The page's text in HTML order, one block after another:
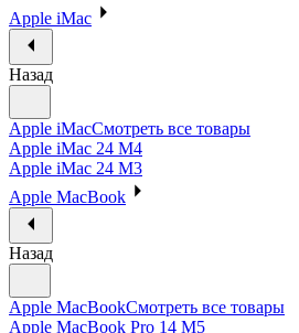
Apple iMac
Назад
Apple iMacСмотреть все товары
Apple iMac 24 M4
Apple iMac 24 M3
Apple MacBook
Назад
Apple MacBookСмотреть все товары
Apple MacBook Pro 14 M5